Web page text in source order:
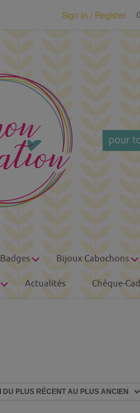
Sign In / Register
Badges Bijoux Cabochons
Actualités Chèque-